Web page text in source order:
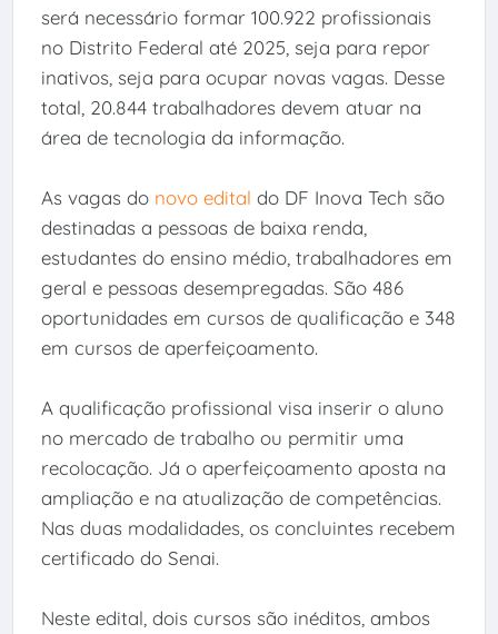
será necessário formar 100.922 profissionais
no Distrito Federal até 2025, seja para repor
inativos, seja para ocupar novas vagas. Desse
total, 20.844 trabalhadores devem atuar na
área de tecnologia da informação.
As vagas do novo edital do DF Inova Tech são
destinadas a pessoas de baixa renda,
estudantes do ensino médio, trabalhadores em
geral e pessoas desempregadas. São 486
oportunidades em cursos de qualificação e 348
em cursos de aperfeiçoamento.
A qualificação profissional visa inserir o aluno
no mercado de trabalho ou permitir uma
recolocação. Já o aperfeiçoamento aposta na
ampliação e na atualização de competências.
Nas duas modalidades, os concluintes recebem
certificado do Senai.
Neste edital, dois cursos são inéditos, ambos